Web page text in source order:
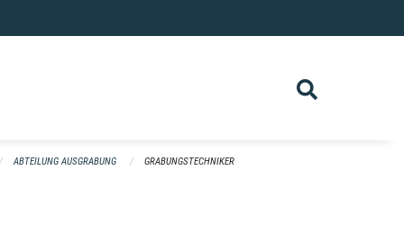
ABTEILUNG AUSGRABUNG GRABUNGSTECHNIKER